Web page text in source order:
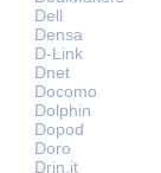
Dell
Densa
D-Link
Dnet
Docomo
Dolphin
Dopod
Doro
Drin.it